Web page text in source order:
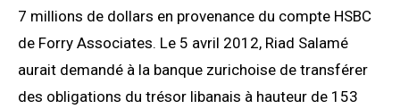
7 millions de dollars en provenance du compte HSBC
de Forry Associates. Le 5 avril 2012, Riad Salamé
aurait demandé à la banque zurichoise de transférer
des obligations du trésor libanais à hauteur de 153